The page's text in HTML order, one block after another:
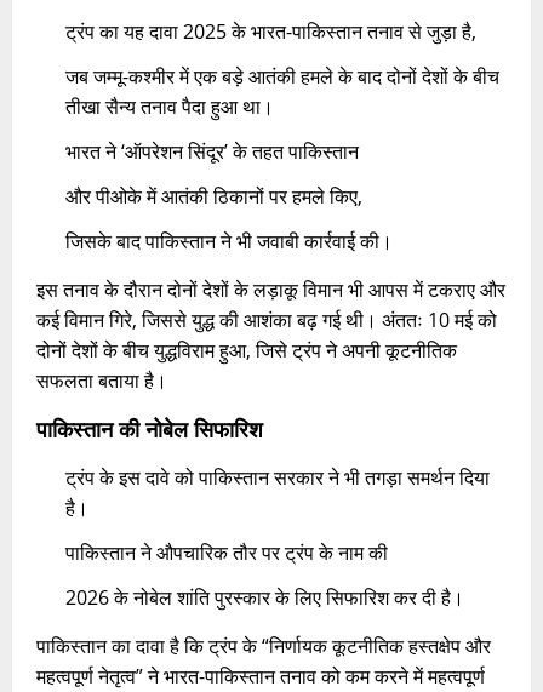
ट्रंप का यह दावा 2025 के भारत-पाकिस्तान तनाव से जुड़ा है,
जब जम्मू-कश्मीर में एक बड़े आतंकी हमले के बाद दोनों देशों के बीच
तीखा सैन्य तनाव पैदा हुआ था।
भारत ने ‘ऑपरेशन सिंदूर’ के तहत पाकिस्तान
और पीओके में आतंकी ठिकानों पर हमले किए,
जिसके बाद पाकिस्तान ने भी जवाबी कार्रवाई की।​
इस तनाव के दौरान दोनों देशों के लड़ाकू विमान भी आपस में टकराए और
कई विमान गिरे, जिससे युद्ध की आशंका बढ़ गई थी। अंततः 10 मई को
दोनों देशों के बीच युद्धविराम हुआ, जिसे ट्रंप ने अपनी कूटनीतिक
सफलता बताया है।
पाकिस्तान की नोबेल सिफारिश
ट्रंप के इस दावे को पाकिस्तान सरकार ने भी तगड़ा समर्थन दिया
है।
पाकिस्तान ने औपचारिक तौर पर ट्रंप के नाम की
2026 के नोबेल शांति पुरस्कार के लिए सिफारिश कर दी है।​
पाकिस्तान का दावा है कि ट्रंप के “निर्णायक कूटनीतिक हस्तक्षेप और
महत्वपूर्ण नेतृत्व” ने भारत-पाकिस्तान तनाव को कम करने में महत्वपूर्ण